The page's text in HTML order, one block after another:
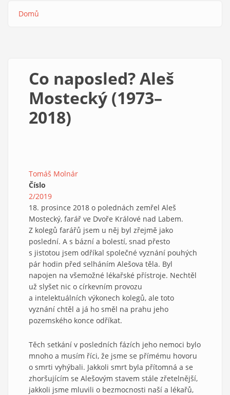
Domů
Co naposled? Aleš
Mostecký (1973–
2018)
Tomáš Molnár
Číslo
2/2019
18. prosince 2018 o polednách zemřel Aleš
Mostecký, farář ve Dvoře Králové nad Labem.
Z kolegů farářů jsem u něj byl zřejmě jako
poslední. A s bázní a bolestí, snad přesto
s jistotou jsem odříkal společné vyznání pouhých
pár hodin před selháním Alešova těla. Byl
napojen na všemožné lékařské přístroje. Nechtěl
už slyšet nic o církevním provozu
a intelektuálních výkonech kolegů, ale toto
vyznání chtěl a já ho směl na prahu jeho
pozemského konce odříkat.
Těch setkání v posledních fázích jeho nemoci bylo
mnoho a musím říci, že jsme se přímému hovoru
o smrti vyhýbali. Jakkoli smrt byla přítomná a se
zhoršujícím se Alešovým stavem stále zřetelnější,
jakkoli jsme mluvili o bezmocnosti naší a lékařů,